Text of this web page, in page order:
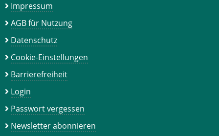
Impressum
AGB für Nutzung
Datenschutz
Cookie-Einstellungen
Barrierefreiheit
Login
Passwort vergessen
Newsletter abonnieren